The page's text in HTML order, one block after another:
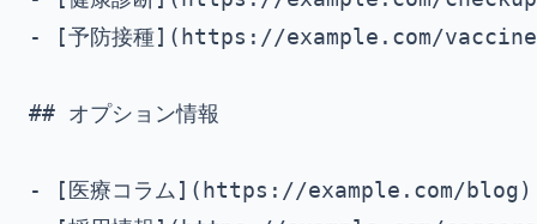
- [予防接種](https://example.com/
## オプション情報
- [医療コラム](https://example.com/blog):